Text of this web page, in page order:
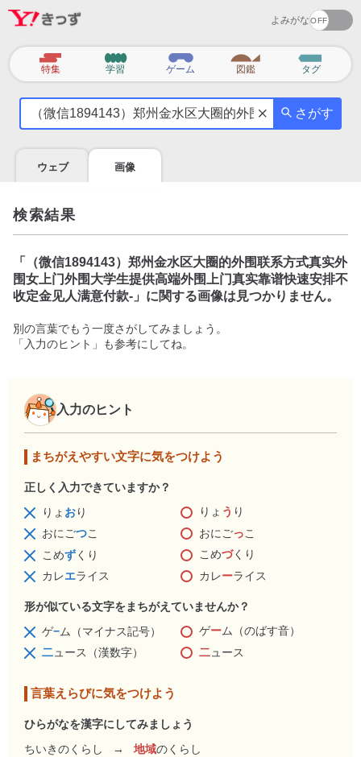
よみがな
カ
テ
特集 学習 ゲーム 図鑑 タグ
気
を
調
べ
よ
う
さがす
ウェブ 画像
検索結果
「
（微信1894143）郑州金水区大圈的外围联系方式真实外
围女上门外围大学生提供高端外围上门真实靠谱快速安排不
收定金见人满意付款- 」に関する画像は見つかりません。
別の言葉でもう一度さがしてみましょう。
「入力のヒント」も参考にしてね。
入力のヒント
まちがえやすい文字に気をつけよう
正しく入力できていますか？
りょ おり りょ う り
おにごつこ おにごっこ
こめずくり こめづくり
カレエライス カレーライス
形が似ている文字をまちがえていませんか？
ゲ−ム（マイナス記号） ゲーム（のばす音）
二ュース（漢数字） 二ュース
言葉えらびに気をつけよう
ひらがなを漢字にしてみましょう
ちいきのくらし
→ 地域のくらし